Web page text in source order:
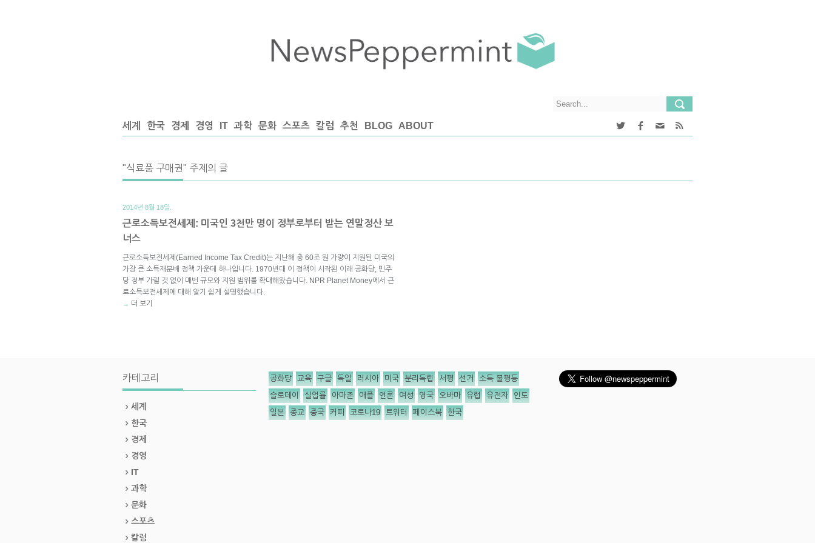
세계 한국 경제 경영 IT 과학 문화 스포츠 칼럼 추천 BLOG ABOUT
"식료품 구매권" 주제의 글
2014년 8월 18일.
근로소득보전세제: 미국인 3천만 명이 정부로부터 받는 연말정산 보
너스
근로소득보전세제(Earned Income Tax Credit)는 지난해 총 60조 원 가량이 지원된 미국의
가장 큰 소득재분배 정책 가운데 하나입니다. 1970년대 이 정책이 시작된 이래 공화당, 민주
당 정부 가릴 것 없이 매번 규모와 지원 범위를 확대해왔습니다. NPR Planet Money에서 근
로소득보전세제에 대해 알기 쉽게 설명했습니다.
→ 더 보기
카테고리
세계
한국
경제
경영
IT
과학
문화
스포츠
칼럼
공화당 교육 구글 독일 러시아 미국 분리독립 서평 선거 소득 불평등
슬로데이 실업률 아마존 애플 언론 여성 영국 오바마 유럽 유전자 인도
일본 종교 중국 커피 코로나19 트위터 페이스북 한국